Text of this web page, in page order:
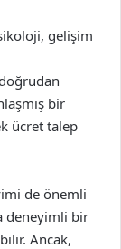
gelişim
bir
ücret talep
de önemli
deneyimli bir
Ancak,